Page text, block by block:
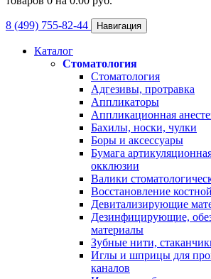
8 (499) 755-82-44 Навигация
Каталог
Стоматология
Стоматология
Адгезивы, протравка
Аппликаторы
Аппликационная
Бахилы, носки, чулки
Боры и аксессуары
Бумага
окклюзии
Валики
Восстановление
Девитализирующие
Дезинфицирующие,
материалы
Зубные нити,
Иглы и шприцы для
каналов